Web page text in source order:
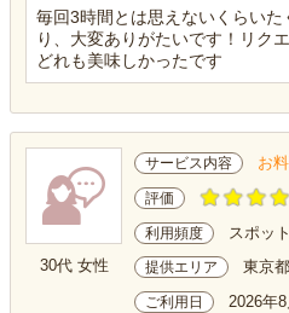
毎回3時間とは思えないくらい
り、大変ありがたいです！リク
どれも美味しかったです
30代 女性
サービス内容 お
評価
利用頻度 スポット
提供エリア 東京
ご利用日 2026年